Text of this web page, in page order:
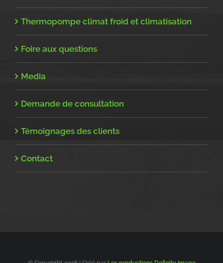
Thermopompe climat froid et climatisation
Foire aux questions
Media
Demande de consultation
Témoignages des clients
Contact